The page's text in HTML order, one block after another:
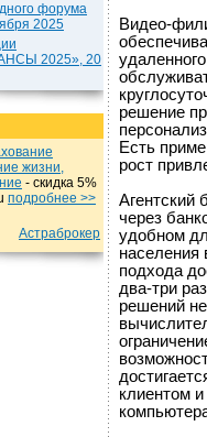
форума
2025
2025», 20
жизни,
- cкидка 5%
подробнеe >>
Астраброкер
Видео-
решение
Есть
рост
Агентский
через
удобном
населения
подхода
два-три
решений
клиентом